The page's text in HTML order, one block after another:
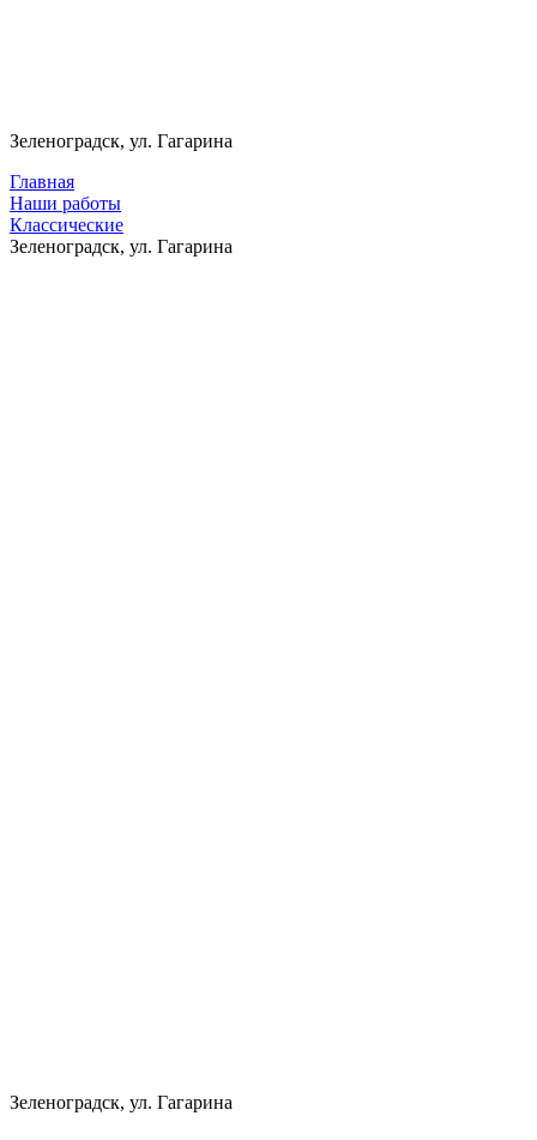
Зеленоградск, ул. Гагарина
Главная
Наши работы
Классические
Зеленоградск, ул. Гагарина
Зеленоградск, ул. Гагарина